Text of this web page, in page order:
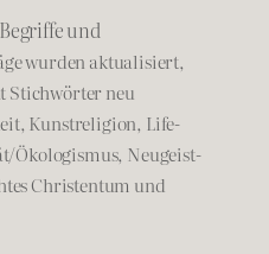
und
wurden aktualisiert,
Stichwörter neu
Kunstreligion, Life-
Neugeist-
Christentum und